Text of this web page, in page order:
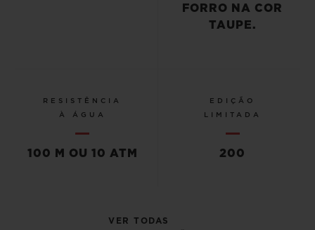
FORRO NA COR
TAUPE.
RESISTÊNCIA
À ÁGUA
100 M OU 10 ATM
EDIÇÃO
LIMITADA
200
VER TODAS